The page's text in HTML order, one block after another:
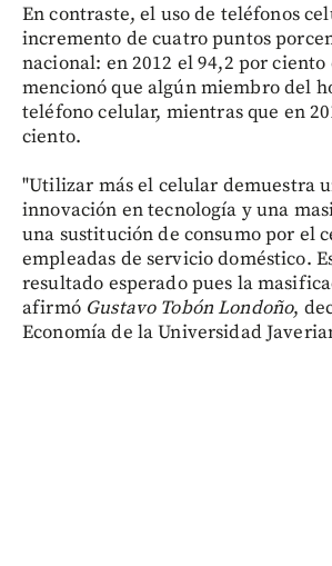
En contraste, el uso de teléfonos
incremento de cuatro puntos
nacional: en 2012 el 94,2 por ciento
mencionó que algún miembro del
teléfono celular, mientras que en
ciento.
"Utilizar más el celular demuestra
innovación en tecnología y una
una sustitución de consumo por el
empleadas de servicio doméstico.
resultado esperado pues la
afirmó Gustavo Tobón Londoño,
Economía de la Universidad